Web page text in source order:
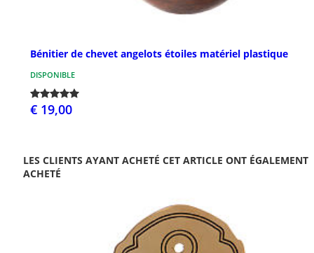
Bénitier de chevet angelots étoiles matériel plastique
DISPONIBLE
€ 19,00
LES CLIENTS AYANT ACHETÉ CET ARTICLE ONT ÉGALEMENT
ACHETÉ